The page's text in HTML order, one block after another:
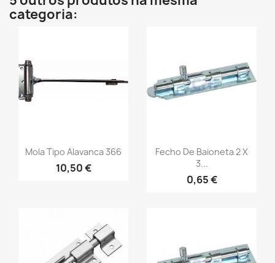
categoria:
Mola Tipo Alavanca 366
10,50 €
Fecho De Baioneta 2 X
3...
0,65 €